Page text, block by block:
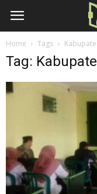
Home Tags
Tag: